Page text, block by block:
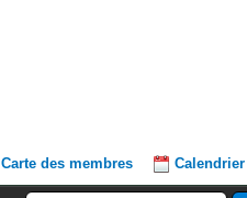
Carte des membres Calendrier